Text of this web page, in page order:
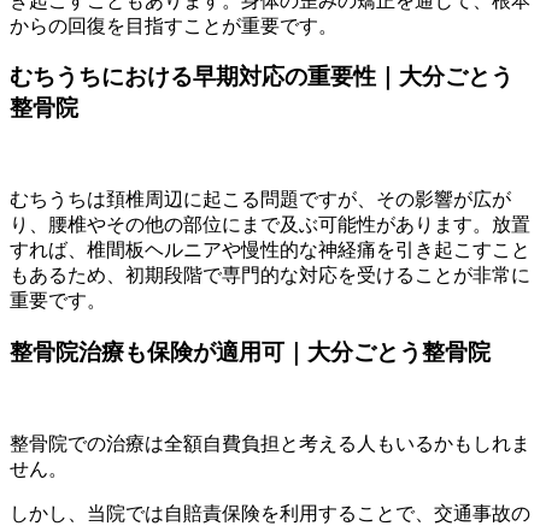
からの回復を目指すことが重要です。
むちうちにおける早期対応の重要性｜大分ごとう
整骨院
むちうちは頚椎周辺に起こる問題ですが、その影響が広が
り、腰椎やその他の部位にまで及ぶ可能性があります。放置
すれば、椎間板ヘルニアや慢性的な神経痛を引き起こすこと
もあるため、初期段階で専門的な対応を受けることが非常に
重要です。
整骨院治療も保険が適用可｜大分ごとう整骨院
整骨院での治療は全額自費負担と考える人もいるかもしれま
せん。
しかし、当院では自賠責保険を利用することで、交通事故の